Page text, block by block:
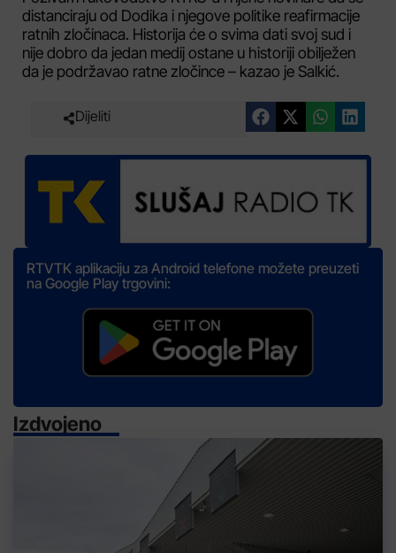
distanciraju od Dodika i njegove politike reafirmacije
ratnih zločinaca. Historija će o svima dati svoj sud i
nije dobro da jedan medij ostane u historiji obilježen
da je podržavao ratne zločince – kazao je Salkić.
Dijeliti
RTVTK aplikaciju za Android telefone možete preuzeti
na Google Play trgovini:
Izdvojeno